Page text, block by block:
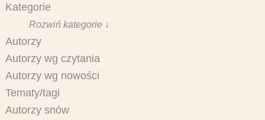
Kategorie
Rozwiń kategorie ↓
Autorzy
Autorzy wg czytania
Autorzy wg nowości
Tematy/tagi
Autorzy snów